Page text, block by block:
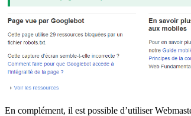
En complément, il est possible d’utiliser